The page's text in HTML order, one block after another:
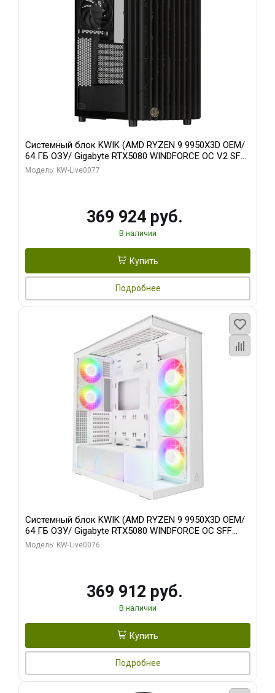
Системный блок KWIK (AMD RYZEN 9 9950X3D OEM/
64 ГБ ОЗУ/ Gigabyte RTX5080 WINDFORCE OC V2 SFF
16GB GDDR7 256b/ 960 ГБ SSD)
Модель: KW-Live0077
369 924 руб.
В наличии
Купить
Подробнее
Системный блок KWIK (AMD RYZEN 9 9950X3D OEM/
64 ГБ ОЗУ/ Gigabyte RTX5080 WINDFORCE OC SFF
16GB GDDR7 256bit / 960 ГБ SSD)
Модель: KW-Live0076
369 912 руб.
В наличии
Купить
Подробнее